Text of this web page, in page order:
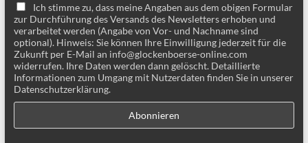
Ich stimme zu, dass meine Angaben aus dem obigen Formular
zur Durchführung des Versands des Newsletters erhoben und
verarbeitet werden (Angabe von Vor- und Nachname sind
optional). Hinweis: Sie können Ihre Einwilligung jederzeit für die
Zukunft per E-Mail an info@glockenboerse-online.com
widerrufen. Ihre Daten werden dann gelöscht. Detaillierte
Informationen zum Umgang mit Nutzerdaten finden Sie in unserer
Datenschutzerklärung.